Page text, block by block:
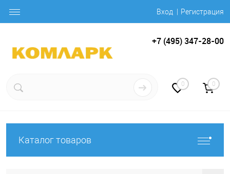
Вход Регистрация
+7 (495) 347-28-00
0 0
Каталог товаров